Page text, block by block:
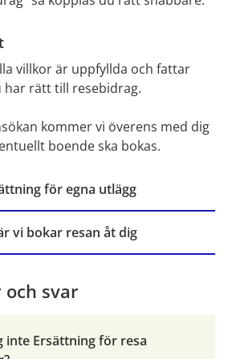
villkor är uppfyllda och fattar
har rätt till resebidrag.
kommer vi överens med dig
boende ska bokas.
för egna utlägg
vi bokar resan åt dig
svar
inte Ersättning för resa